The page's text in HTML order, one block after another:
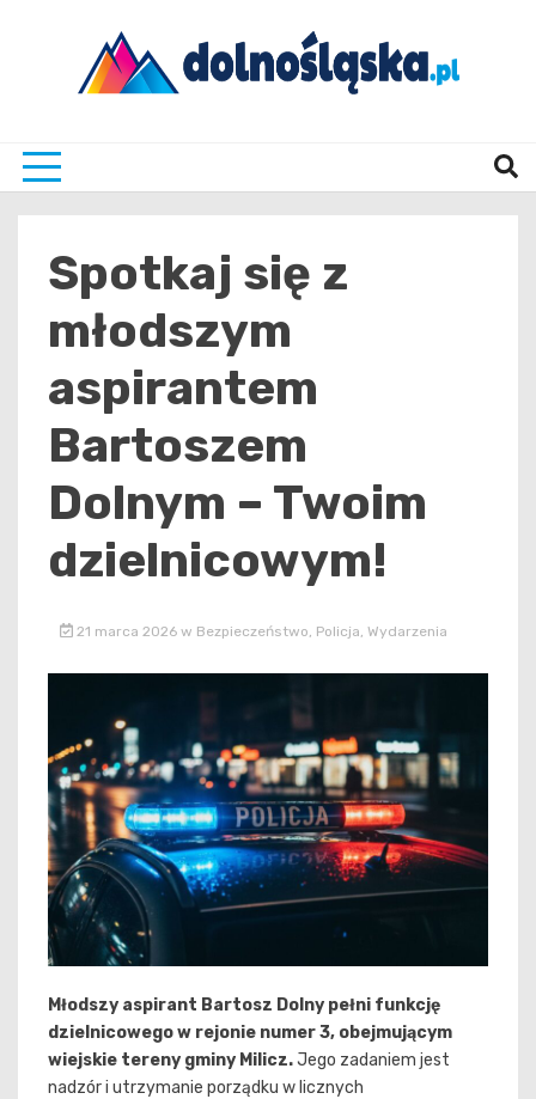
Spotkaj się z
młodszym
aspirantem
Bartoszem
Dolnym – Twoim
dzielnicowym!
21 marca 2026 w Bezpieczeństwo Policja Wydarzenia
Młodszy aspirant Bartosz Dolny pełni funkcję
dzielnicowego w rejonie numer 3, obejmującym
wiejskie tereny gminy Milicz.Jego zadaniem jest
nadzór i utrzymanie porządku w licznych